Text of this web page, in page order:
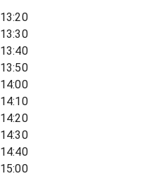
13:20
13:30
13:40
13:50
14:00
14:10
14:20
14:30
14:40
15:00